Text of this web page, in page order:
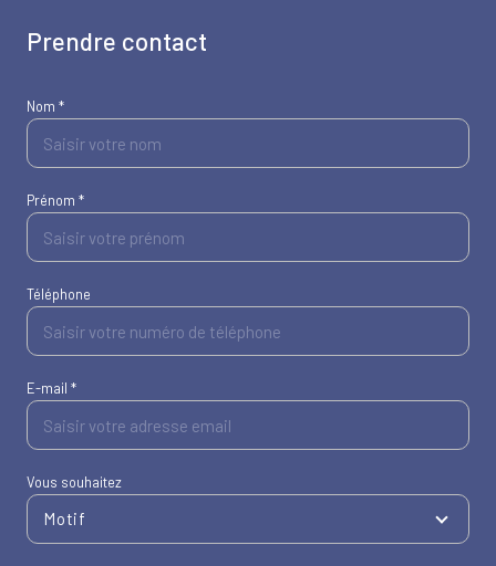
prendre contact
Nom *
Prénom *
Téléphone
E-mail *
Vous souhaitez
Motif